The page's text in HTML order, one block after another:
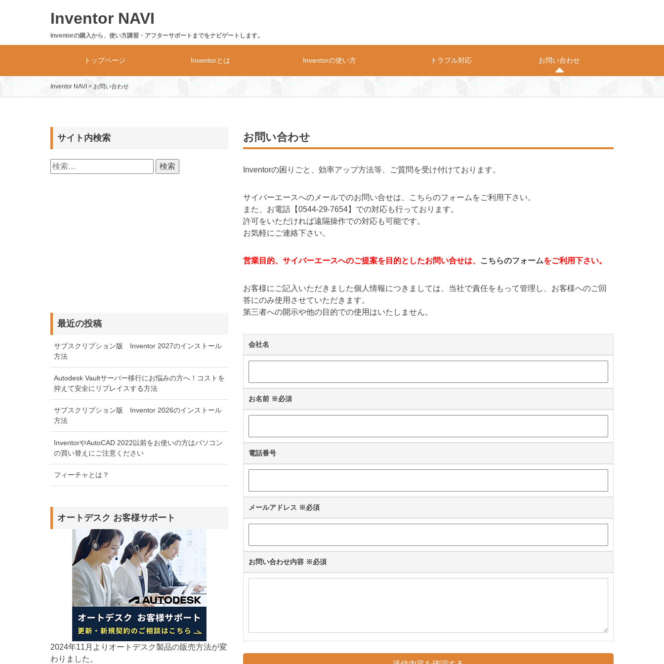
Inventor NAVI
Inventorの購入から、使い方講習・アフターサポートまでをナビゲートします。
トップページ Inventorとは Inventorの使い方 トラブル対応 お問い合わせ
Inventor NAVI > お問い合わせ
お問い合わせ
Inventorの困りごと、効率アップ方法等、ご質問を受け付けております。
サイバーエースへのメールでのお問い合せは、こちらのフォームをご利用下さい。
また、お電話【0544-29-7654】での対応も行っております。
許可をいただければ遠隔操作での対応も可能です。
お気軽にご連絡下さい。
営業目的、サイバーエースへのご提案を目的としたお問い合せは、 こちらのフォームをご利用下さい。
お客様にご記入いただきました個人情報につきましては、当社で責任をもって管理し、お客様へのご回
答にのみ使用させていただきます。
第三者への開示や他の目的での使用はいたしません。
会社名
お名前 ※必須
電話番号
メールアドレス ※必須
お問い合わせ内容 ※必須
サイト内検索
検
索:
最近の投稿
サブスクリプション版 Inventor 2027のインストール
方法
Autodesk Vaultサーバー移行にお悩みの方へ！コストを
抑えて安全にリプレイスする方法
サブスクリプション版 Inventor 2026のインストール
方法
InventorやAutoCAD 2022以前をお使いの方はパソコン
の買い替えにご注意ください
フィーチャとは？
オートデスク お客様サポート
2024年11月よりオートデスク製品の販売方法が変
わりました。